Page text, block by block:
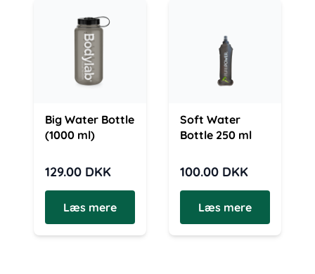
Big Water Bottle
(1000 ml)
129.00 DKK
Læs mere
Soft Water
Bottle 250 ml
100.00 DKK
Læs mere